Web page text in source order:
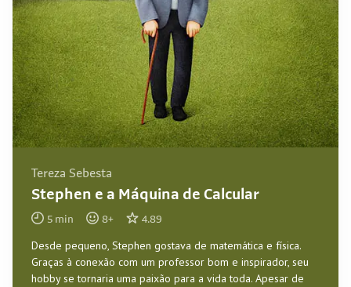
Tereza Sebesta
Stephen e a Máquina de Calcular
5 min 8+ 4.89
Desde pequeno, Stephen gostava de matemática e física.
Graças à conexão com um professor bom e inspirador, seu
hobby se tornaria uma paixão para a vida toda. Apesar de